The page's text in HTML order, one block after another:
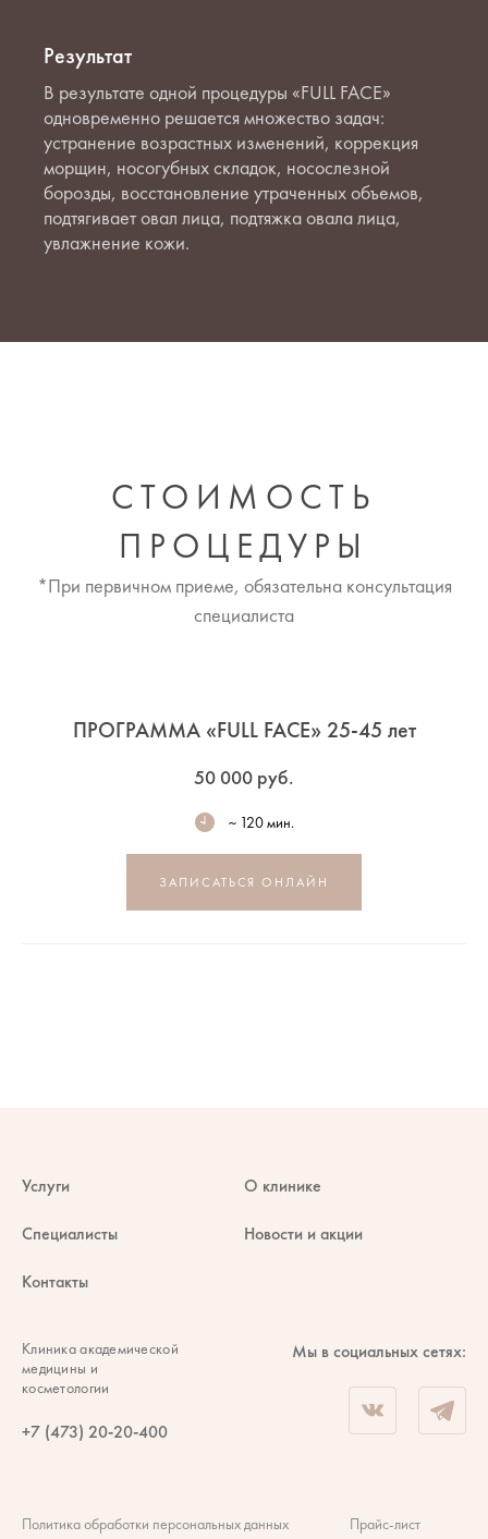
Результат
В результате одной процедуры «FULL FACE»
одновременно решается множество задач:
устранение возрастных изменений, коррекция
морщин, носогубных складок, носослезной
борозды, восстановление утраченных объемов,
подтягивает овал лица, подтяжка овала лица,
увлажнение кожи.
СТОИМОСТЬ
ПРОЦЕДУРЫ
*При первичном приеме, обязательна консультация
специалиста
ПРОГРАММА «FULL FACE» 25-45 лет
50 000 руб.
~ 120 мин.
ЗАПИСАТЬСЯ ОНЛАЙН
Клиника академической
медицины и
косметологии
+7 (473) 20-20-400
Услуги О клинике
Специалисты Новости и акции
Контакты
Мы в социальных сетях:
Политика обработки персональных данных Прайс-лист